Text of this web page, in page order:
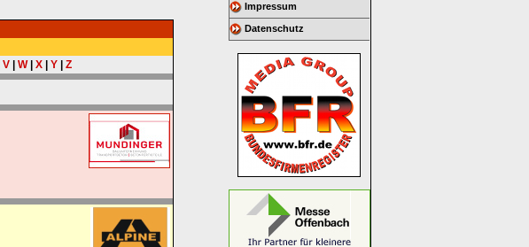
V| W| X| Y| Z
Impressum
Datenschutz